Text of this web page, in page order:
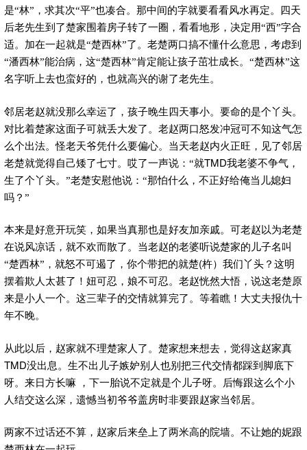
是“林”，求其次“平”也凑合。那中间的字就要看看风水再定。四天
后老先生到了楚家围着房子转了一圈，看看地形，决定用“西”字合
适。加在一起就是“楚西林”了。老楚两口搞不懂什么意思，考虑到
“潘西林”能治病，这“楚西林”肯定能让孩子茁壮成长。“楚西林”这
名字听上去也蛮好的，也就高兴的谢了老先生。
邻居老赵就没那么幸运了，孩子晚生四天事小。要命的是个丫头。
对比着楚家这面子可就丢大发了。老赵两口怒发冲冠可不知这气怎
么个出法。怪老天爷凭什么要偏心。当天老赵内火正旺，见了邻居
老楚就觉得自己矮了七寸。哎了一声说：“就TMD我老婆不争气，
生了个丫头。”老楚安慰他说：“那怕什么，不正好给俺当儿媳妇
吗？”
本来是好意开玩笑，如果当真那也是好友加亲戚。可老赵以为老楚
在说风凉话，就不欢而散了。当老赵的老婆听说楚家的儿子名叫
“楚西林”，就怒不可遏了，你个带把的就楚(杵）我们丫头？这明
摆着欺人太甚了！妞可忍，娘不可忍。老赵恍然大悟，说这老楚原
来是小人一个。这三辈子的交情就算完了。等着瞧！大丈夫报仇十
年不晚。
从此以后，赵家就不理楚家人了。楚家想来想去，觉得这赵家真
TMD没出息。生不出儿子嫉妒别人也别把三代交情都踩到脚底下
呀。来日方长嘛 ，下一胎说不定就是个儿子呀。后悔跟这么个小
人结交这么深，遗憾当初爷爷盖房时非要跟赵家当邻居。
两家不过话还不算，赵家后来垒上了两米高的院墙。不让她的妮跟